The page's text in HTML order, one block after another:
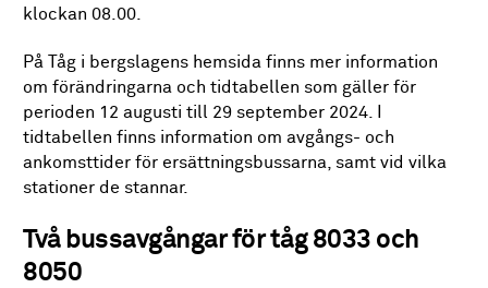
klockan 08.00.
På Tåg i bergslagens hemsida finns mer information
om förändringarna och tidtabellen som gäller för
perioden 12 augusti till 29 september 2024. I
tidtabellen finns information om avgångs- och
ankomsttider för ersättningsbussarna, samt vid vilka
stationer de stannar.
Två bussavgångar för tåg 8033 och
8050